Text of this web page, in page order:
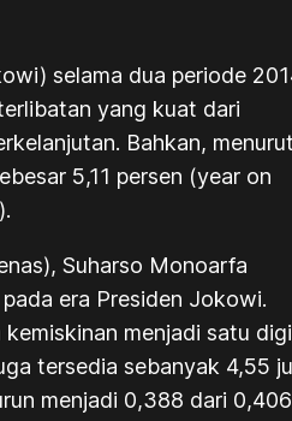
selama dua periode
yang kuat dari
Bahkan, menurut
5,11 persen (year on
Suharso Monoarfa
era Presiden Jokowi.
menjadi satu
tersedia sebanyak 4,55
menjadi 0,388 dari